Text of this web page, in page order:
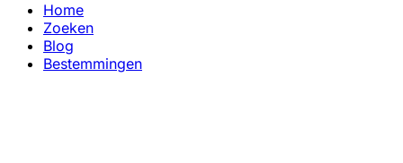
Home
Zoeken
Blog
Bestemmingen